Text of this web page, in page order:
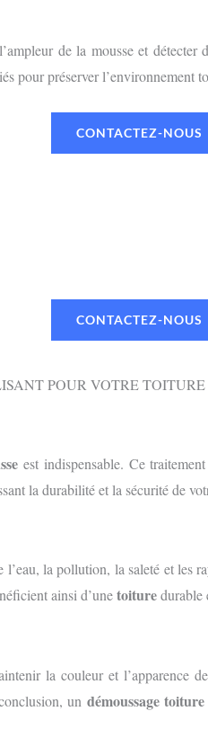
de la mousse et
pour préserver l’environnement
CONTACTEZ-NOUS
CONTACTEZ-NOUS
POUR VOTRE TOITURE
est indispensable. Ce
la durabilité et la sécurité de
l’eau, la pollution, la saleté et
ainsi d’unetoituredurable
la couleur et l’apparence
un démoussage toiture